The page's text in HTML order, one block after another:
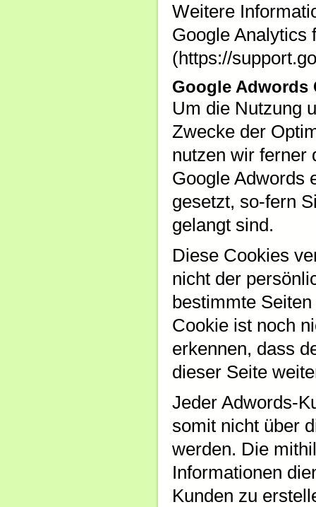
Weitere
Google Analytics
(https://
Google Adwords
Um die Nutzung
Zwecke der
nutzen wir ferner
Google Adwords
gesetzt, so-fern
gelangt sind.
Diese Cookies
nicht der
bestimmte
Cookie ist noch
erkennen, dass
dieser Seite
Jeder Adwords-
somit nicht über
werden. Die
Informationen
Kunden zu